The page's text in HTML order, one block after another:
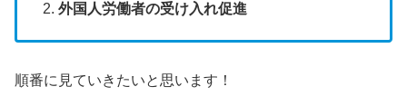
外国人労働者の受け入れ促進
順番に見ていきたいと思います！